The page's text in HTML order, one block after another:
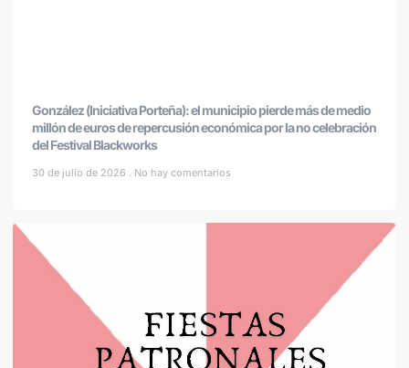
González (Iniciativa Porteña): el municipio pierde más de medio
millón de euros de repercusión económica por la no celebración
del Festival Blackworks
30 de julio de 2026 No hay comentarios